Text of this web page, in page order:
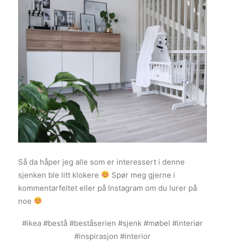
Så da håper jeg alle som er interessert i denne
sjenken ble litt klokere
Spør meg gjerne i
kommentarfeltet eller på Instagram om du lurer på
noe
#ikea #bestå #beståserien #sjenk #møbel #interiør
#inspirasjon #interior